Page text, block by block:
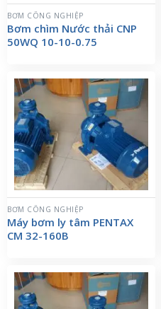
BƠM CÔNG NGHIỆP
Bơm chìm Nước thải CNP
50WQ 10-10-0.75
BƠM CÔNG NGHIỆP
Máy bơm ly tâm PENTAX
CM 32-160B